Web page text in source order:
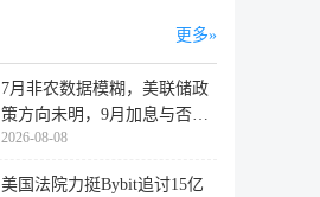
更多
7月非农数据模糊，美联储政
策方向未明，9月加息与否仍
取决于
2026-08-08
美国法院力挺Bybit追讨15亿